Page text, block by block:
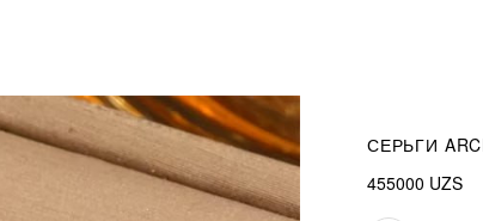
СЕРЬГИ
455000 UZS